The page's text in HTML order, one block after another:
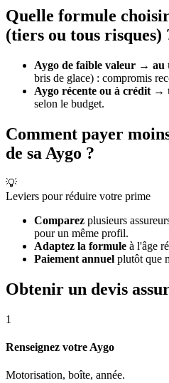
Quelle formule
(tiers ou tous risques)
Aygo de faible valeur → au
bris de glace) : compromis
Aygo récente ou à crédit →
selon le budget.
Comment payer
de sa Aygo ?
💡
Leviers pour réduire votre prime
Comparez plusieurs
pour un même profil.
Adaptez la formule à l'âge
Paiement annuel plutôt que
Obtenir un devis
1
Renseignez votre Aygo
Motorisation, boîte, année.